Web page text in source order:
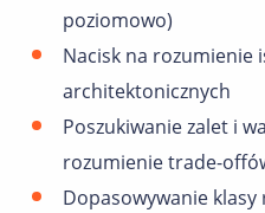
poziomowo)
Nacisk na rozumienie
architektonicznych
Poszukiwanie zalet i
rozumienie trade-
Dopasowywanie